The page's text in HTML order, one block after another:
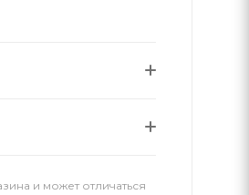
и может отличаться